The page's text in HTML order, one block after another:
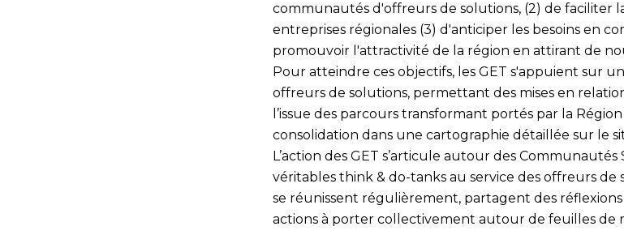
communautés d'offreurs de solutions, (2) de faciliter
entreprises régionales (3) d'anticiper les besoins en
promouvoir l'attractivité de la région en attirant de
Pour atteindre ces objectifs, les GET s'appuient sur
offreurs de solutions, permettant des mises en
l’issue des parcours transformant portés par la Région
consolidation dans une cartographie détaillée sur le
L’action des GET s’articule autour des
véritables think & do-tanks au service des offreurs de
se réunissent régulièrement, partagent des
actions à porter collectivement autour de feuilles de